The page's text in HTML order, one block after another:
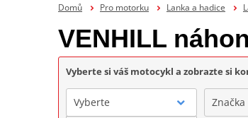
Domů Pro motorku Lanka a hadice
VENHILL
Vyberte si váš motocykl a zobrazte si
Vyberte Značka